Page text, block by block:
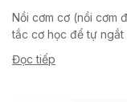
Nồi cơm cơ (nồi cơm
tắc cơ học để tự ngắt
Đọc tiếp